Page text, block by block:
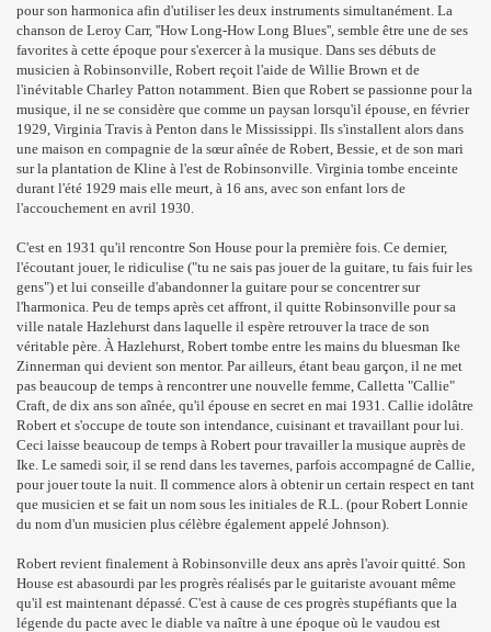
pour son harmonica afin d'utiliser les deux instruments simultanément. La
chanson de Leroy Carr, ''How Long-How Long Blues'', semble être une de ses
favorites à cette époque pour s'exercer à la musique. Dans ses débuts de
musicien à Robinsonville, Robert reçoit l'aide de Willie Brown et de
l'inévitable Charley Patton notamment. Bien que Robert se passionne pour la
musique, il ne se considère que comme un paysan lorsqu'il épouse, en février
1929, Virginia Travis à Penton dans le Mississippi. Ils s'installent alors dans
une maison en compagnie de la sœur aînée de Robert, Bessie, et de son mari
sur la plantation de Kline à l'est de Robinsonville. Virginia tombe enceinte
durant l'été 1929 mais elle meurt, à 16 ans, avec son enfant lors de
l'accouchement en avril 1930.
C'est en 1931 qu'il rencontre Son House pour la première fois. Ce dernier,
l'écoutant jouer, le ridiculise ("tu ne sais pas jouer de la guitare, tu fais fuir les
gens") et lui conseille d'abandonner la guitare pour se concentrer sur
l'harmonica. Peu de temps après cet affront, il quitte Robinsonville pour sa
ville natale Hazlehurst dans laquelle il espère retrouver la trace de son
véritable père. À Hazlehurst, Robert tombe entre les mains du bluesman Ike
Zinnerman qui devient son mentor. Par ailleurs, étant beau garçon, il ne met
pas beaucoup de temps à rencontrer une nouvelle femme, Calletta "Callie"
Craft, de dix ans son aînée, qu'il épouse en secret en mai 1931. Callie idolâtre
Robert et s'occupe de toute son intendance, cuisinant et travaillant pour lui.
Ceci laisse beaucoup de temps à Robert pour travailler la musique auprès de
Ike. Le samedi soir, il se rend dans les tavernes, parfois accompagné de Callie,
pour jouer toute la nuit. Il commence alors à obtenir un certain respect en tant
que musicien et se fait un nom sous les initiales de R.L. (pour Robert Lonnie
du nom d'un musicien plus célèbre également appelé Johnson).
Robert revient finalement à Robinsonville deux ans après l'avoir quitté. Son
House est abasourdi par les progrès réalisés par le guitariste avouant même
qu'il est maintenant dépassé. C'est à cause de ces progrès stupéfiants que la
légende du pacte avec le diable va naître à une époque où le vaudou est